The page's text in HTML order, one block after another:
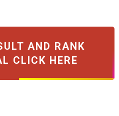
AND RANK
CLICK HERE